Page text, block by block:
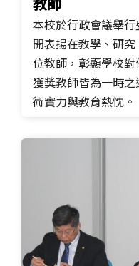
本校於行政會議舉
開表揚在教學、研
位教師，彰顯學校
獲獎教師皆為一時
術實力與教育熱忱。